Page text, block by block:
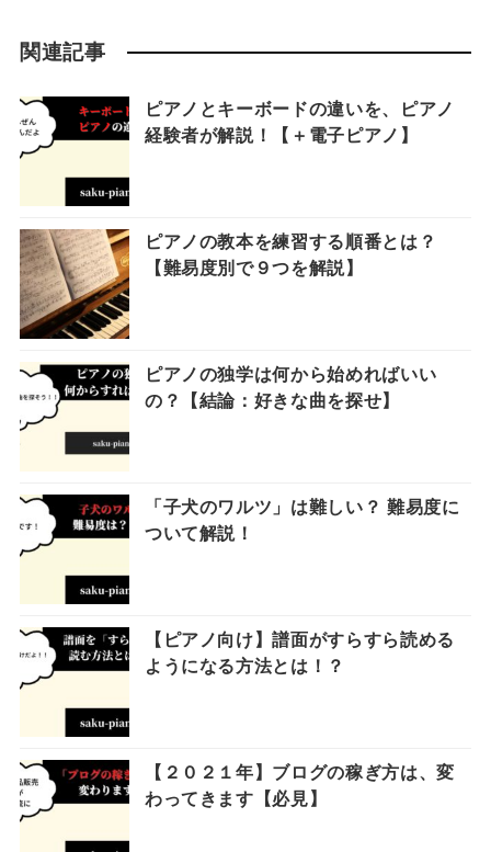
関連記事
ピアノとキーボードの違いを、ピアノ
経験者が解説！【＋電子ピアノ】
ピアノの教本を練習する順番とは？
【難易度別で９つを解説】
ピアノの独学は何から始めればいい
の？【結論：好きな曲を探せ】
「子犬のワルツ」は難しい？ 難易度に
ついて解説！
【ピアノ向け】譜面がすらすら読める
ようになる方法とは！？
【２０２１年】ブログの稼ぎ方は、変
わってきます【必見】